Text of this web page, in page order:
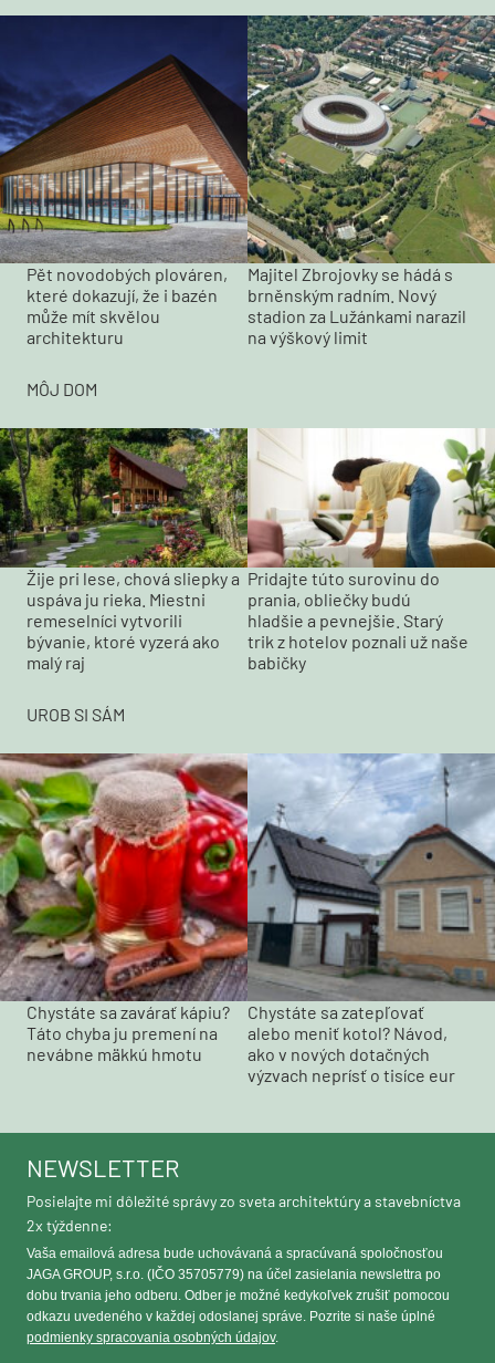
Pět novodobých plováren,
které dokazují, že i bazén
může mít skvělou
architekturu
Majitel Zbrojovky se hádá s
brněnským radním. Nový
stadion za Lužánkami narazil
na výškový limit
MÔJ DOM
Žije pri lese, chová sliepky a
uspáva ju rieka. Miestni
remeselníci vytvorili
bývanie, ktoré vyzerá ako
malý raj
Pridajte túto surovinu do
prania, obliečky budú
hladšie a pevnejšie. Starý
trik z hotelov poznali už naše
babičky
UROB SI SÁM
Chystáte sa zavárať kápiu?
Táto chyba ju premení na
nevábne mäkkú hmotu
Chystáte sa zatepľovať
alebo meniť kotol? Návod,
ako v nových dotačných
výzvach neprísť o tisíce eur
NEWSLETTER
Posielajte mi dôležité správy zo sveta architektúry a stavebníctva
2x týždenne:
Vaša emailová adresa bude uchovávaná a spracúvaná spoločnosťou
JAGA GROUP, s.r.o. (IČO 35705779) na účel zasielania newslettra po
dobu trvania jeho odberu. Odber je možné kedykoľvek zrušiť pomocou
odkazu uvedeného v každej odoslanej správe. Pozrite si naše úplné
podmienky spracovania osobných údajov.